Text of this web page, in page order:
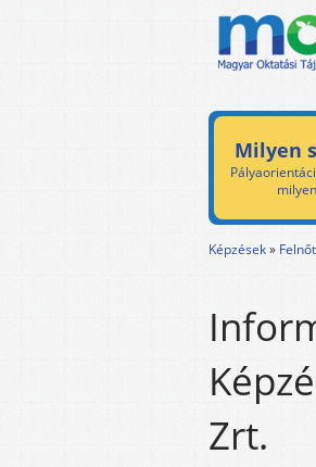
Milyen
Képzések»
Zrt.